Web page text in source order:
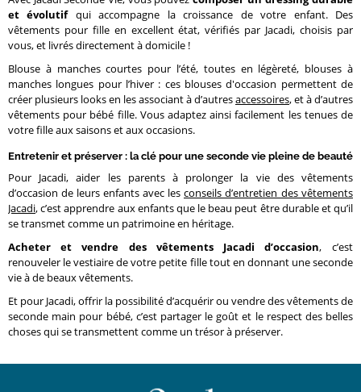
et évolutifqui accompagne la croissance de votre enfant. Des
vêtements pour fille en excellent état, vérifiés par Jacadi, choisis par
vous, et livrés directement à domicile !
Blouse à manches courtes pour l’été, toutes en légèreté, blouses à
manches longues pour l’hiver : ces blouses d'occasion permettent de
créer plusieurs looks en les associant à d’autresaccessoires, et à d’autres
vêtements pour bébé fille. Vous adaptez ainsi facilement les tenues de
votre fille aux saisons et aux occasions.
Entretenir et préserver : la clé pour une seconde vie pleine de beauté
Pour Jacadi, aider les parents à prolonger la vie des vêtements
d’occasion de leurs enfants avec les conseils d’entretien des vêtements
Jacadi, c’est apprendre aux enfants que le beau peut être durable et qu’il
se transmet comme un patrimoine en héritage.
Acheter et vendre des vêtements Jacadi d’occasion, c’est
renouveler le vestiaire de votre petite fille tout en donnant une seconde
vie à de beaux vêtements.
Et pour Jacadi, offrir la possibilité d’acquérir ou vendre des vêtements de
seconde main pour bébé, c’est partager le goût et le respect des belles
choses qui se transmettent comme un trésor à préserver.